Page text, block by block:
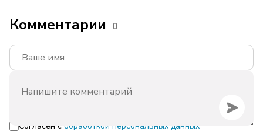
Комментарии 0
Согласен с обработкой персональных данных